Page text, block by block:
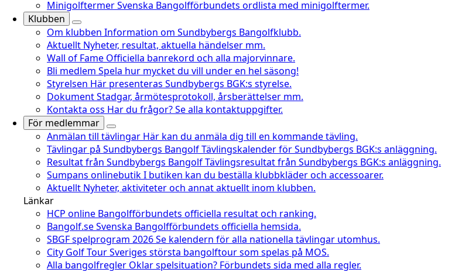
MinigolftermerSvenska Bangolfförbundets ordlista med minigolftermer.
Klubben
Om klubben Information om Sundbybergs Bangolfklubb.
Aktuellt Nyheter, resultat, aktuella händelser mm.
Wall of Fame Officiella banrekord och alla majorvinnare.
Bli medlem Spela hur mycket du vill under en hel säsong!
Styrelsen Här presenteras Sundbybergs BGK:s styrelse.
DokumentStadgar, årmötesprotokoll, årsberättelser mm.
Kontakta oss Har du frågor? Se alla kontaktuppgifter.
För medlemmar
Anmälan till tävlingar Här kan du anmäla dig till en kommande tävling.
Tävlingar på Sundbybergs BangolfTävlingskalender för Sundbybergs BGK:s anläggning.
Resultat från Sundbybergs BangolfTävlingsresultat från Sundbybergs BGK:s anläggning.
Sumpans onlinebutikI butiken kan du beställa klubbkläder och accessoarer.
Aktuellt Nyheter, aktiviteter och annat aktuellt inom klubben.
Länkar
HCP online Bangolfförbundets officiella resultat och ranking.
Bangolf.seSvenska Bangolfförbundets officiella hemsida.
SBGF spelprogram 2026Se kalendern för alla nationella tävlingar utomhus.
City Golf TourSveriges största bangolftour som spelas på MOS.
Alla bangolfregler Oklar spelsituation? Förbundets sida med alla regler.